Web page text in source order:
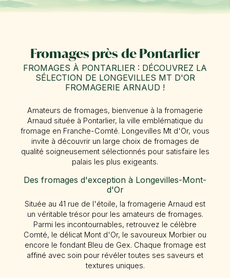
Fromages près de Pontarlier
FROMAGES À PONTARLIER : DÉCOUVREZ LA
SÉLECTION DE LONGEVILLES MT D'OR
FROMAGERIE ARNAUD !
Amateurs de fromages, bienvenue à la fromagerie
Arnaud située à Pontarlier, la ville emblématique du
fromage en Franche-Comté. Longevilles Mt d'Or, vous
invite à découvrir un large choix de fromages de
qualité soigneusement sélectionnés pour satisfaire les
palais les plus exigeants.
Des fromages d'exception à Longevilles-Mont-
d'Or
Située au 41 rue de l'étoile, la fromagerie Arnaud est
un véritable trésor pour les amateurs de fromages.
Parmi les incontournables, retrouvez le célèbre
Comté, le délicat Mont d'Or, le savoureux Morbier ou
encore le fondant Bleu de Gex. Chaque fromage est
affiné avec soin pour révéler toutes ses saveurs et
textures uniques.